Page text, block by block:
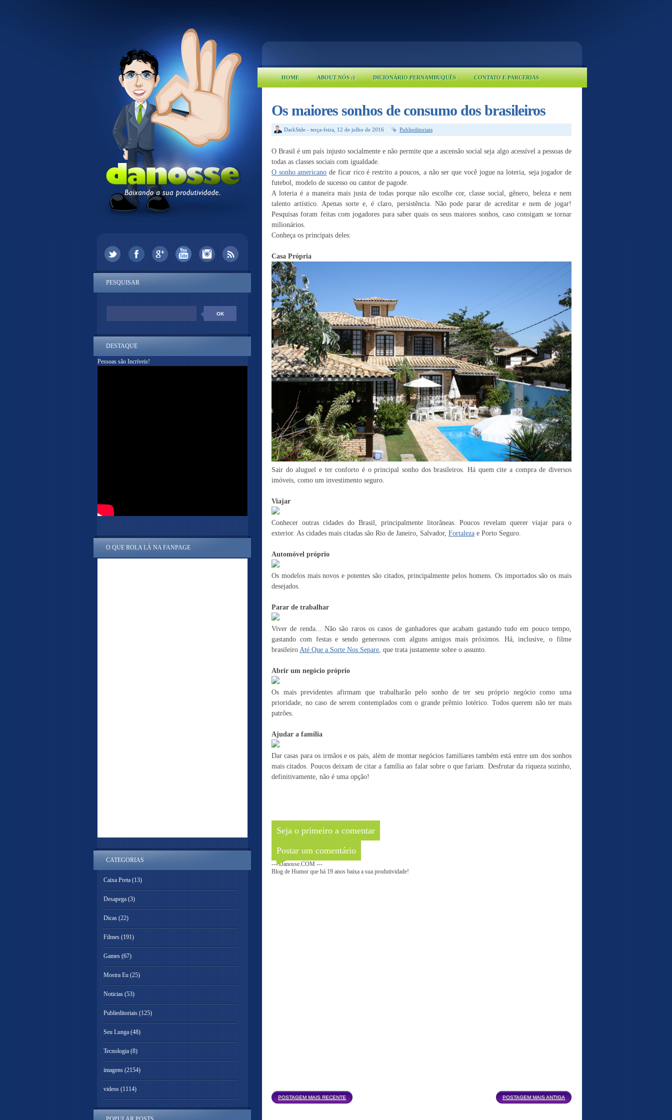
HOME ABOUT NÓS :) DICIONÁRIO PERNAMBUQUÊS CONTATO E PARCERIAS
Os maiores sonhos de consumo dos brasileiros
DarkSide - terça-feira, 12 de julho de 2016 Publieditoriais
O Brasil é um país injusto socialmente e não permite que a ascensão social seja algo acessível a pessoas de
todas as classes sociais com igualdade.
O sonho americano de ficar rico é restrito a poucos, a não ser que você jogue na loteria, seja jogador de
futebol, modelo de sucesso ou cantor de pagode.
A loteria é a maneira mais justa de todas porque não escolhe cor, classe social, gênero, beleza e nem
talento artístico. Apenas sorte e, é claro, persistência. Não pode parar de acreditar e nem de jogar!
Pesquisas foram feitas com jogadores para saber quais os seus maiores sonhos, caso consigam se tornar
milionários.
Conheça os principais deles:
Casa Própria
Sair do aluguel e ter conforto é o principal sonho dos brasileiros. Há quem cite a compra de diversos
imóveis, como um investimento seguro.
Viajar
Conhecer outras cidades do Brasil, principalmente litorâneas. Poucos revelam querer viajar para o
exterior. As cidades mais citadas são Rio de Janeiro, Salvador, Fortaleza e Porto Seguro.
Automóvel próprio
Os modelos mais novos e potentes são citados, principalmente pelos homens. Os importados são os mais
desejados.
Parar de trabalhar
Viver de renda... Não são raros os casos de ganhadores que acabam gastando tudo em pouco tempo,
gastando com festas e sendo generosos com alguns amigos mais próximos. Há, inclusive, o filme
brasileiro Até Que a Sorte Nos Separe , que trata justamente sobre o assunto.
Abrir um negócio próprio
Os mais previdentes afirmam que trabalharão pelo sonho de ter seu próprio negócio como uma
prioridade, no caso de serem contemplados com o grande prêmio lotérico. Todos querem não ter mais
patrões.
Ajudar a família
Dar casas para os irmãos e os pais, além de montar negócios familiares também está entre um dos sonhos
mais citados. Poucos deixam de citar a família ao falar sobre o que fariam. Desfrutar da riqueza sozinho,
definitivamente, não é uma opção!
Seja o primeiro a comentar
Postar um comentário
--- Danosse.COM ---
Blog de Humor que há 19 anos baixa a sua produtividade!
POSTAGEM MAIS RECENTE POSTAGEM MAIS ANTIGA
PESQUISAR
DESTAQUE
Pessoas são Incríveis!
O QUE ROLA LÁ NA FANPAGE
CATEGORIAS
Caixa Preta (13)
Desapega (3)
Dicas (22)
Filmes (191)
Games (67)
Mostra Eu (25)
Noticias (53)
Publieditoriais (125)
Seu Lunga (48)
Tecnologia (8)
imagens (2154)
videos (1114)